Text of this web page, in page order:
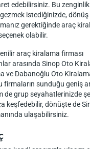
edebilirsiniz. Bu
istediğinizde, dönüş
gerektiğinde araç
olabilir.
araç kiralama firması
arasında Sinop Oto
ve Dabanoğlu Oto
firmaların sunduğu geniş
de grup seyahatlerinizde
keşfedebilir, dönüşte de
ulaşabilirsiniz.